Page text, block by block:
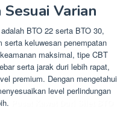
Varian
BTO 22 serta BTO 30,
serta keluwesan penempatan
maksimal, tipe CBT
serta jarak duri lebih rapat,
premium. Dengan mengetahui
level perlindungan